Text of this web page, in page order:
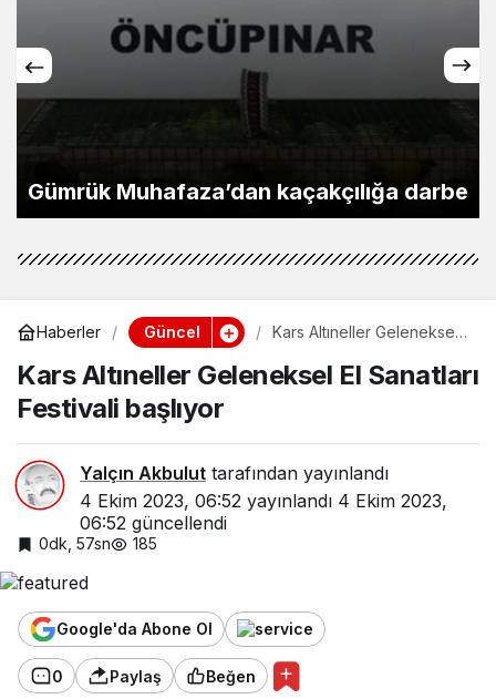
‘Ay Grubu’ suç örgütüne 12 gözaltı!
Haberler Güncel
Kars Altıneller Geleneksel
başlıyor
Kars Altıneller Geleneksel El Sanatları
Festivali başlıyor
Yalçın Akbulut tarafından yayınlandı
4 Ekim 2023, 06:52 yayınlandı 4 Ekim 2023,
06:52 güncellendi
0dk, 57sn 185
Google'da Abone Ol
0 Paylaş Beğen